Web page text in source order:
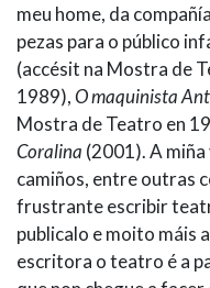
meu home, da
pezas para o público
(accésit na Mostra de
1989),O maquinista
Mostra de Teatro en
Coralina (2001). A
camiños, entre outras
frustrante escribir
publicalo e moito máis
escritora o teatro é a